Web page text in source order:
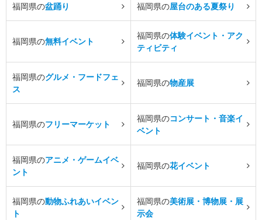
福岡県の盆踊り 福岡県の屋台のある夏祭り
福岡県の無料イベント
福岡県の体験イベント・アク
ティビティ
福岡県のグルメ・フードフェ
ス
福岡県の物産展
福岡県のフリーマーケット
福岡県のコンサート・音楽イ
ベント
福岡県のアニメ・ゲームイベ
ント
福岡県の花イベント
福岡県の動物ふれあいイベン
ト
福岡県の美術展・博物展・展
示会